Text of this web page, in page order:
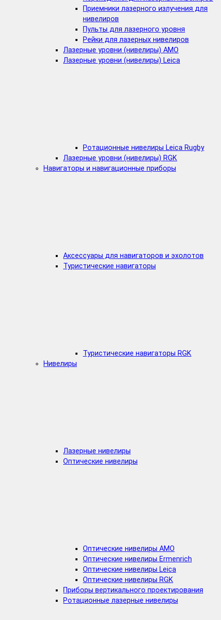
Приемники лазерного излучения для
нивелиров
Пульты для лазерного уровня
Рейки для лазерных нивелиров
Лазерные уровни (нивелиры) AMO
Лазерные уровни (нивелиры) Leica
Ротационные нивелиры Leica Rugby
Лазерные уровни (нивелиры) RGK
Навигаторы и навигационные приборы
Аксессуары для навигаторов и эхолотов
Туристические навигаторы
Туристические навигаторы RGK
Нивелиры
Лазерные нивелиры
Оптические нивелиры
Оптические нивелиры AMO
Оптические нивелиры Ermenrich
Оптические нивелиры Leica
Оптические нивелиры RGK
Приборы вертикального проектирования
Ротационные лазерные нивелиры